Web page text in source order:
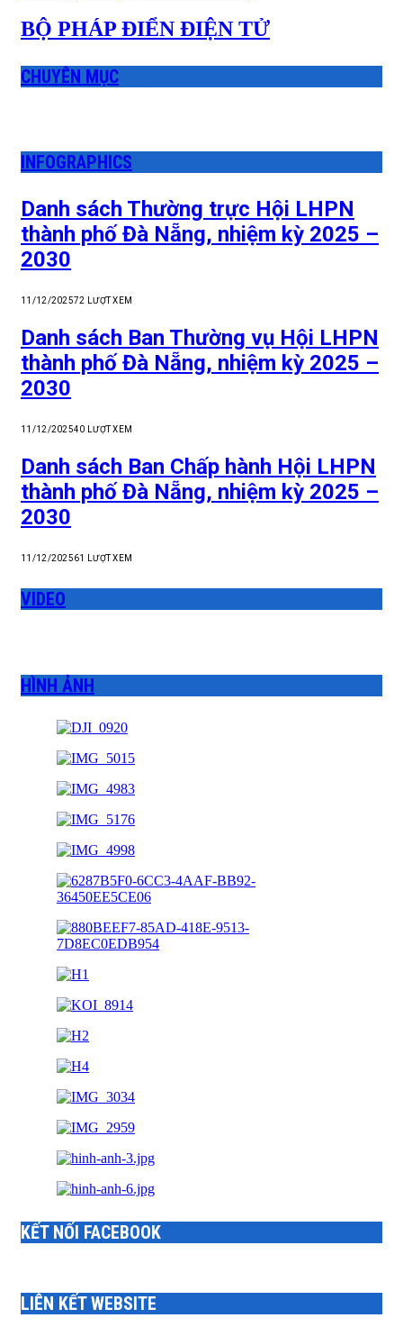
BỘ PHÁP ĐIỂN ĐIỆN TỬ
CHUYÊN MỤC
INFOGRAPHICS
Danh sách Thường trực Hội LHPN
thành phố Đà Nẵng, nhiệm kỳ 2025 –
2030
11/12/202572 LƯỢT XEM
Danh sách Ban Thường vụ Hội LHPN
thành phố Đà Nẵng, nhiệm kỳ 2025 –
2030
11/12/202540 LƯỢT XEM
Danh sách Ban Chấp hành Hội LHPN
thành phố Đà Nẵng, nhiệm kỳ 2025 –
2030
11/12/202561 LƯỢT XEM
VIDEO
HÌNH ẢNH
KẾT NỐI FACEBOOK
LIÊN KẾT WEBSITE